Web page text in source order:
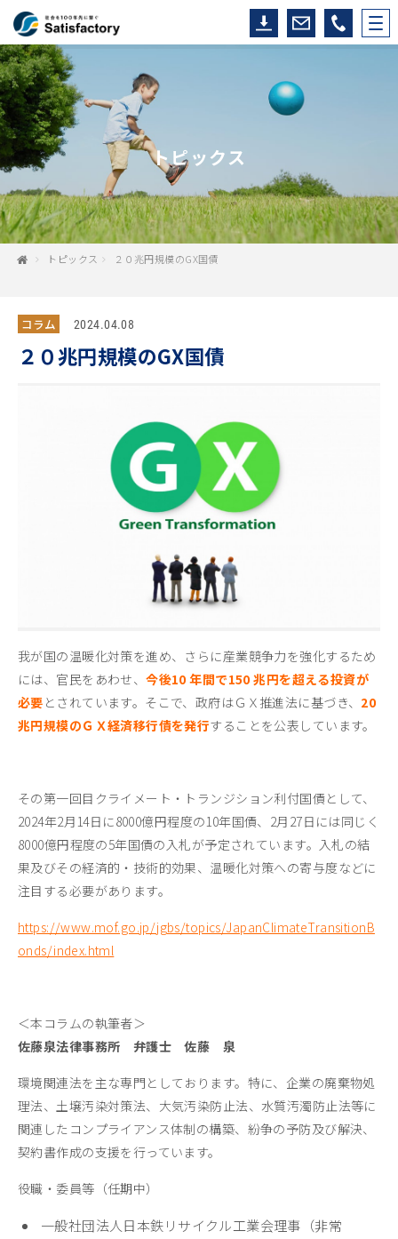
トピックス
トピックス ２０兆円規模のGX国債
コラム 2024.04.08
２０兆円規模のGX国債
我が国の温暖化対策を進め、さらに産業競争力を強化するため
には、官民をあわせ、今後10 年間で150 兆円を超える投資が
必要 とされています。そこで、政府はＧＸ推進法に基づき、 20
兆円規模のＧＸ経済移行債を発行することを公表しています。
その第一回目クライメート・トランジション利付国債として、
2024年2月14日に8000億円程度の10年国債、2月27日には同じく
8000億円程度の5年国債の入札が予定されています。入札の結
果及びその経済的・技術的効果、温暖化対策への寄与度などに
注目する必要があります。
https://www.mof.go.jp/jgbs/topics/JapanClimateTransitionB
onds/index.html
＜本コラムの執筆者＞
佐藤泉法律事務所 弁護士 佐藤 泉
環境関連法を主な専門としております。特に、企業の廃棄物処
理法、土壌汚染対策法、大気汚染防止法、水質汚濁防止法等に
関連したコンプライアンス体制の構築、紛争の予防及び解決、
契約書作成の支援を行っています。
役職・委員等（任期中）
一般社団法人日本鉄リサイクル工業会理事（非常